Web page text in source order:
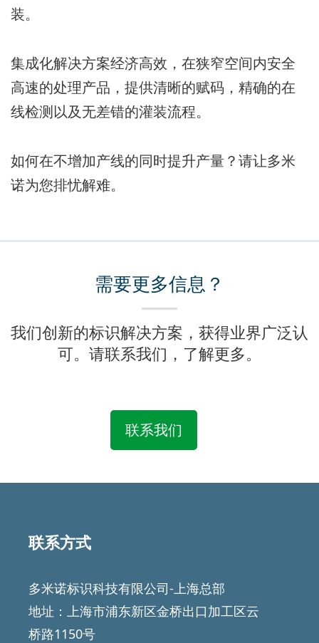
装。
集成化解决方案经济高效，在狭窄空间内安全
高速的处理产品，提供清晰的赋码，精确的在
线检测以及无差错的灌装流程。
如何在不增加产线的同时提升产量？请让多米
诺为您排忧解难。
需要更多信息？
我们创新的标识解决方案，获得业界广泛认
可。请联系我们，了解更多。
联系我们
Featured
联系方式
多米诺标识科技有限公司-上海总部
地址：上海市浦东新区金桥出口加工区云
桥路1150号